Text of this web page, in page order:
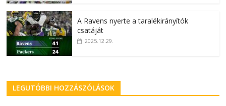
A Ravens nyerte a taralékirányítók
csatáját
2025.12.29.
LEGUTÓBBI HOZZÁSZÓLÁSOK